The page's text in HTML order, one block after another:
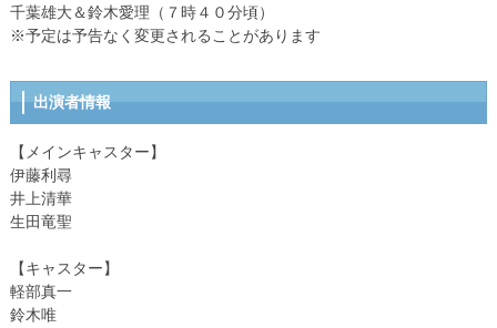
千葉雄大＆鈴木愛理（７時４０分頃）
※予定は予告なく変更されることがあります
出演者情報
【メインキャスター】
伊藤利尋
井上清華
生田竜聖
【キャスター】
軽部真一
鈴木唯